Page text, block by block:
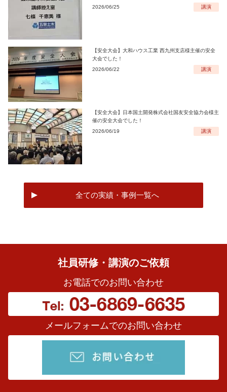
2026/06/25
講演
【安全大会】大和ハウス工業 西九州支店様主催の安全
大会でした！
2026/06/22
講演
【安全大会】日本国土開発株式会社国友安全協力会様主
催の安全大会でした！
2026/06/19
講演
全ての実績・事例一覧へ
社員研修・講演のご依頼
お電話でのお問い合わせ
メールフォームでのお問い合わせ